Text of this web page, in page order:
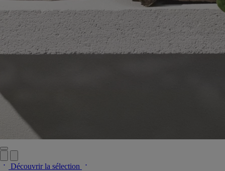
Découvrir la sélection